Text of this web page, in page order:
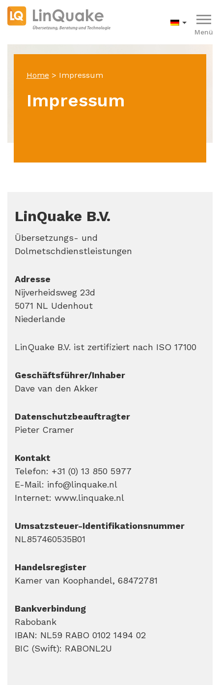
Menü
Home > Impressum
Impressum
LinQuake B.V.
Übersetzungs- und
Dolmetschdienstleistungen
Adresse
Nijverheidsweg 23d
5071 NL Udenhout
Niederlande
LinQuake B.V. ist zertifiziert nach ISO 17100
Geschäftsführer/Inhaber
Dave van den Akker
Datenschutzbeauftragter
Pieter Cramer
Kontakt
Telefon: +31 (0) 13 850 5977
E-Mail: info@linquake.nl
Internet: www.linquake.nl
Umsatzsteuer-Identifikationsnummer
NL857460535B01
Handelsregister
Kamer van Koophandel, 68472781
Bankverbindung
Rabobank
IBAN: NL59 RABO 0102 1494 02
BIC (Swift): RABONL2U